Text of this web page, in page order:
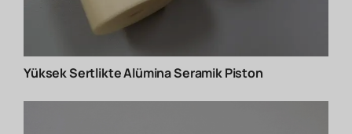
Yüksek Sertlikte Alümina Seramik Piston